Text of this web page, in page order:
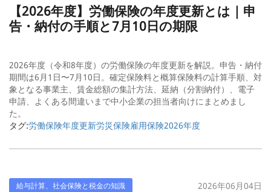
【2026年度】労働保険の年度更新とは｜申
告・納付の手順と7月10日の期限
2026年度（令和8年度）の労働保険の年度更新を解説。申告・納付
期間は6月1日〜7月10日。確定保険料と概算保険料の計算手順、対
象となる事業主、賃金総額の集計方法、延納（分割納付）、電子
申請、よくある間違いまで中小企業の担当者向けにまとめまし
た。
タグ:労働保険年度更新労災保険雇用保険2026年度
給与計算、社会保険と税金の知識 2026年06月04日